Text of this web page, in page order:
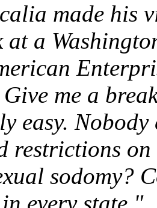
made his
at a
me a
easy.
restrictions
sodomy?